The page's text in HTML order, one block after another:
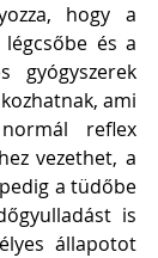
hogy a
és a
gyógyszerek
ami
reflex
vezethet, a
a tüdőbe
is
állapotot